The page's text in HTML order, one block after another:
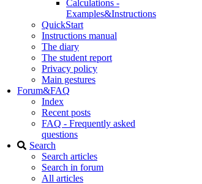
Calculations -
Examples&Instructions
QuickStart
Instructions manual
The diary
The student report
Privacy policy
Main gestures
Forum&FAQ
Index
Recent posts
FAQ - Frequently asked
questions
Search
Search articles
Search in forum
All articles